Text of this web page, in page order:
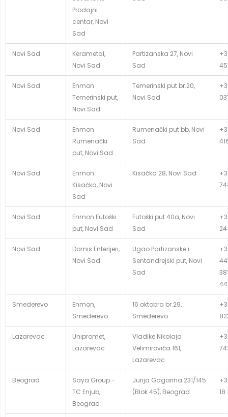
Prodajni
centar, Novi
Sad
Novi Sad
Kerametal,
Novi Sad
Partizanska 27, Novi
Sad
Novi Sad
Enmon
Temerinski put,
Novi Sad
Temerinski put br.20,
Novi Sad
Novi Sad
Enmon
Rumenački
put, Novi Sad
Rumenački put bb, Novi
Sad
Novi Sad
Enmon
Kisačka, Novi
Sad
Kisačka 28, Novi Sad
Novi Sad
Enmon Futoški
put, Novi Sad
Futoški put 40a, Novi
Sad
24
Novi Sad
Domis Enterijeri,
Novi Sad
Ugao Partizanske i
Sentandrejski put, Novi
Sad
Smederevo
Enmon,
Smederevo
16.oktobra br.29,
Smederevo
Lazarevac
Unipromet,
Lazarevac
Vladike Nikolaja
Velimirovića 161,
Lazarevac
Beograd
Saya Group -
TC Enjub,
Beograd
Jurija Gagarina 231/145
(Blok 45), Beograd
18